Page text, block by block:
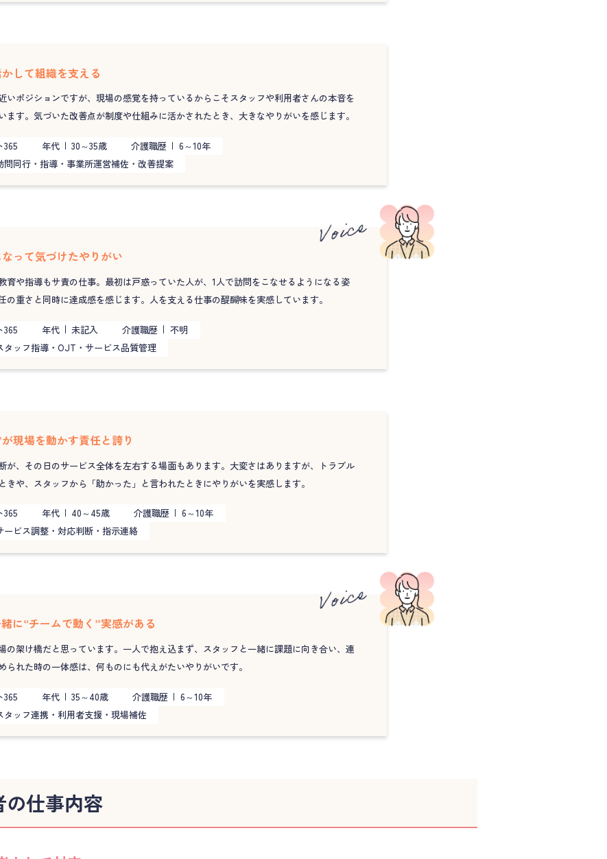
して組織を支える
いポジションですが、現場の感覚を持っているからこそスタッフや利用者さんの本音を
ます。気づいた改善点が制度や仕組みに活かされたとき、大きなやりがいを感じます。
365 年代 30～35歳 介護職歴
6～10年
問同行・指導・事業所運営補佐・改善提案
って気づけたやりがい
育や指導もサ責の仕事。最初は戸惑っていた人が、1人で訪問をこなせるようになる姿
の重さと同時に達成感を感じます。人を支える仕事の醍醐味を実感しています。
365 年代 未記入 介護職歴
不明
タッフ指導・OJT・サービス品質管理
現場を動かす責任と誇り
が、その日のサービス全体を左右する場面もあります。大変さはありますが、トラブル
きや、スタッフから「助かった」と言われたときにやりがいを実感します。
365 年代 40～45歳 介護職歴
6～10年
ービス調整・対応判断・指示連絡
に“チームで動く”実感がある
の架け橋だと思っています。一人で抱え込まず、スタッフと一緒に課題に向き合い、連
られた時の一体感は、何ものにも代えがたいやりがいです。
365 年代 35～40歳 介護職歴
6～10年
タッフ連携・利用者支援・現場補佐
仕事内容